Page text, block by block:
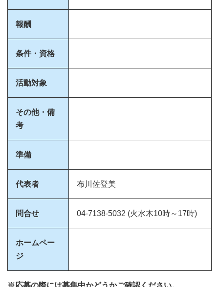
報酬
条件・資格
活動対象
その他・備
考
準備
代表者 布川佐登美
問合せ 04-7138-5032 (火水木10時～17時)
ホームペー
ジ